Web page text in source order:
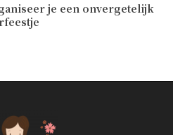
je een onvergetelijk